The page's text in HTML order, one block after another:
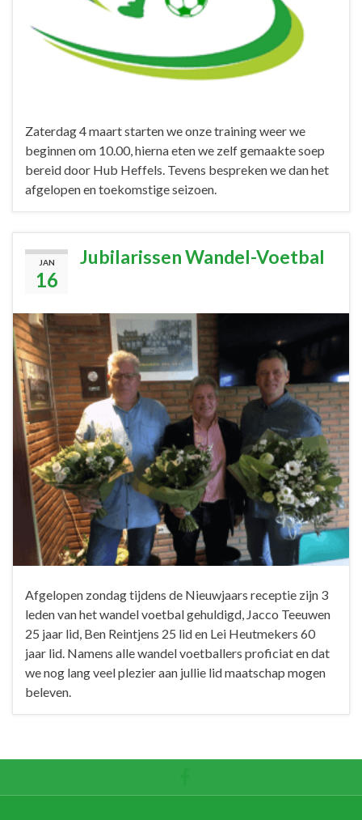
Zaterdag 4 maart starten we onze training weer we
beginnen om 10.00, hierna eten we zelf gemaakte soep
bereid door Hub Heffels. Tevens bespreken we dan het
afgelopen en toekomstige seizoen.
JAN
16
Jubilarissen Wandel-Voetbal
Afgelopen zondag tijdens de Nieuwjaars receptie zijn 3
leden van het wandel voetbal gehuldigd, Jacco Teeuwen
25 jaar lid, Ben Reintjens 25 lid en Lei Heutmekers 60
jaar lid. Namens alle wandel voetballers proficiat en dat
we nog lang veel plezier aan jullie lid maatschap mogen
beleven.